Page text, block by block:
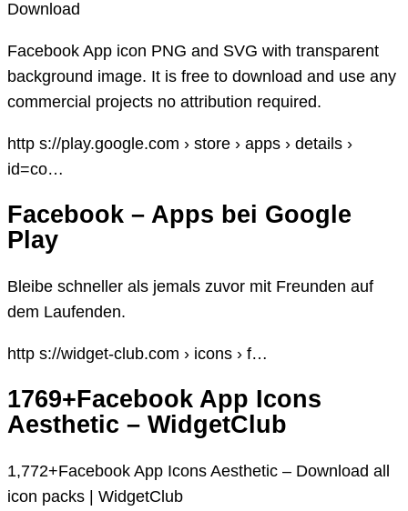
Download
Facebook App icon PNG and SVG with transparent
background image. It is free to download and use any
commercial projects no attribution required.
http s://play.google.com › store › apps › details ›
id=co…
Facebook – Apps bei Google
Play
Bleibe schneller als jemals zuvor mit Freunden auf
dem Laufenden.
http s://widget-club.com › icons › f…
1769+Facebook App Icons
Aesthetic – WidgetClub
1,772+Facebook App Icons Aesthetic – Download all
icon packs | WidgetClub